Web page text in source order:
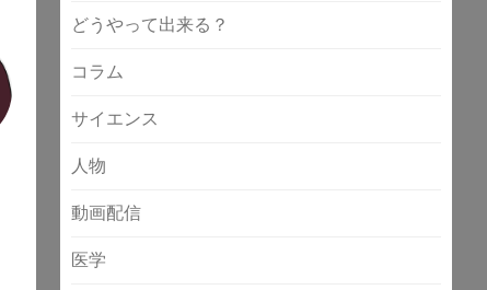
どうやって出来る？
コラム
サイエンス
人物
動画配信
医学